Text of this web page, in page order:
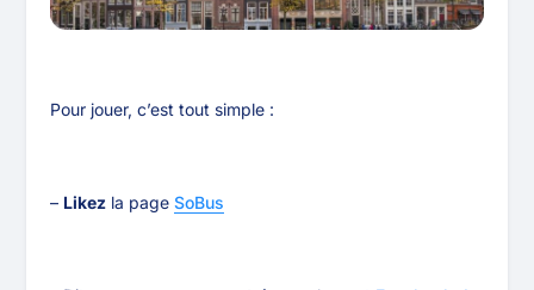
Pour jouer, c’est tout simple :
– Likez la pageSoBus